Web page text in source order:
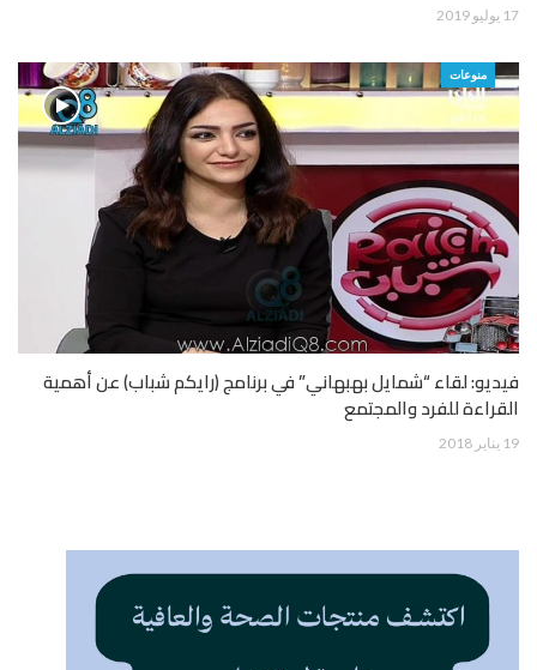
17 يوليو 2019
منوعات
فيديو: لقاء “شمايل بهبهاني” في برنامج (رايكم شباب) عن أهمية
القراءة للفرد والمجتمع
19 يناير 2018